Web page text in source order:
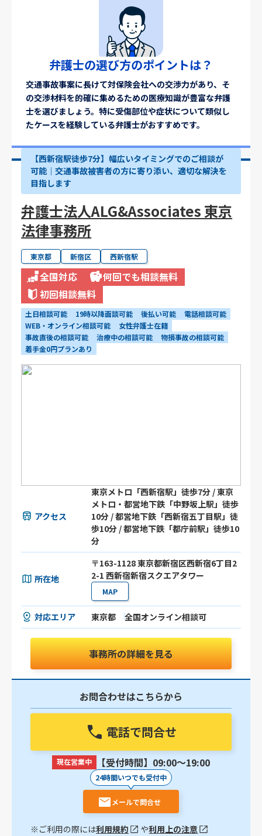
弁護士の選び方のポイントは？
交通事故事案に長けて対保険会社への交渉力があり、そ
の交渉材料を的確に集めるための医療知識が豊富な弁護
士を選びましょう。特に受傷部位や症状について類似し
たケースを経験している弁護士がおすすめです。
【西新宿駅徒歩7分】幅広いタイミングでのご相談が
可能｜交通事故被害者の方に寄り添い、適切な解決を
目指します
弁護士法人ALG&Associates 東京
法律事務所
東京都 新宿区 西新宿駅
全国対応
何回でも相談無料
初回相談無料
土日相談可能 19時以降面談可能 後払い可能
電話相談可能
WEB・オンライン相談可能
女性弁護士在籍
事故直後の相談可能
治療中の相談可能
物損事故の相談可能
着手金0円プランあり
アクセス
東京メトロ「西新宿駅」徒歩7分 / 東京
メトロ・都営地下鉄「中野坂上駅」徒歩
10分 / 都営地下鉄「西新宿五丁目駅」徒
歩10分 / 都営地下鉄「都庁前駅」徒歩10
分
所在地
〒163-1128 東京都新宿区西新宿6丁目2
2-1 西新宿新宿スクエアタワー
MAP
対応エリア 東京都 全国オンライン相談可
事務所の詳細を見る
お問合わせはこちらから
電話で問合せ
現在営業中 【受付時間】09:00〜19:00
24時間いつでも受付中
メールで問合せ
※ご利用の際には利用規約 や利用上の注意